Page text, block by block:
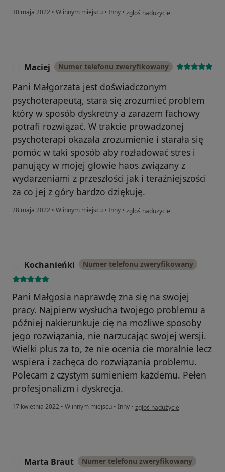
30 maja 2022 • W innym miejscu • Inny • w opinii użytkownika Małgosia R.
zgłoś nadużycie
Maciej Numer telefonu zweryfikowany
Pani Małgorzata jest doświadczonym
psychoterapeutą, stara się zrozumieć problem
który w sposób dyskretny a zarazem fachowy
potrafi rozwiązać. W trakcie prowadzonej
psychoterapi okazała zrozumienie i starała się
pomóc w taki sposób aby rozładować stres i
panujący w mojej głowie haos związany z
wydarzeniami z przeszłości jak i teraźniejszości
za co jej z góry bardzo dziękuję.
28 maja 2022 • W innym miejscu • Inny • w opinii użytkownika Maciej
zgłoś nadużycie
Kochanieńki Numer telefonu zweryfikowany
Pani Małgosia naprawdę zna się na swojej
pracy. Najpierw wysłucha twojego problemu a
później nakierunkuje cię na możliwe sposoby
jego rozwiązania, nie narzucając swojej wersji.
Wielki plus za to, że nie ocenia cie moralnie lecz
wspiera i zachęca do rozwiązania problemu.
Polecam z czystym sumieniem każdemu. Pełen
profesjonalizm i dyskrecja.
17 kwietnia 2022 • W innym miejscu • Inny • w opinii użytkownika
zgłoś nadużycie
Marta Braut Numer telefonu zweryfikowany